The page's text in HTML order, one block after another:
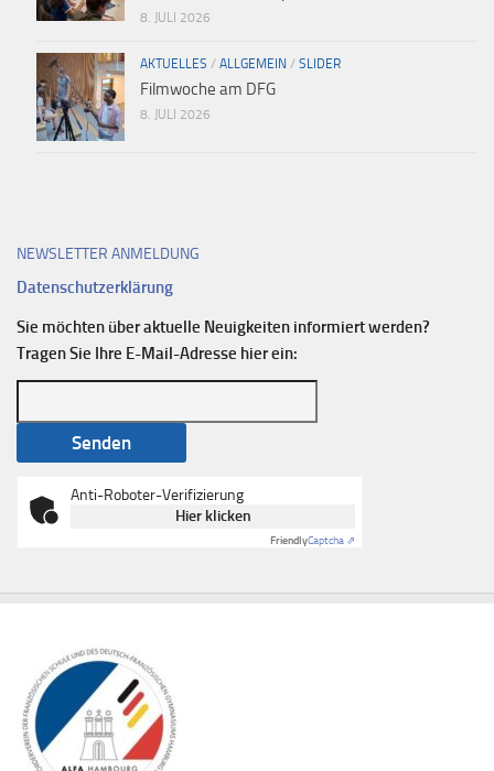
8. JULI 2026
AKTUELLES / ALLGEMEIN / SLIDER
Filmwoche am DFG
8. JULI 2026
NEWSLETTER ANMELDUNG
Datenschutzerklärung
Sie möchten über aktuelle Neuigkeiten informiert werden?
Tragen Sie Ihre E-Mail-Adresse hier ein:
Anti-Roboter-Verifizierung
Hier klicken
FriendlyCaptcha ⇗